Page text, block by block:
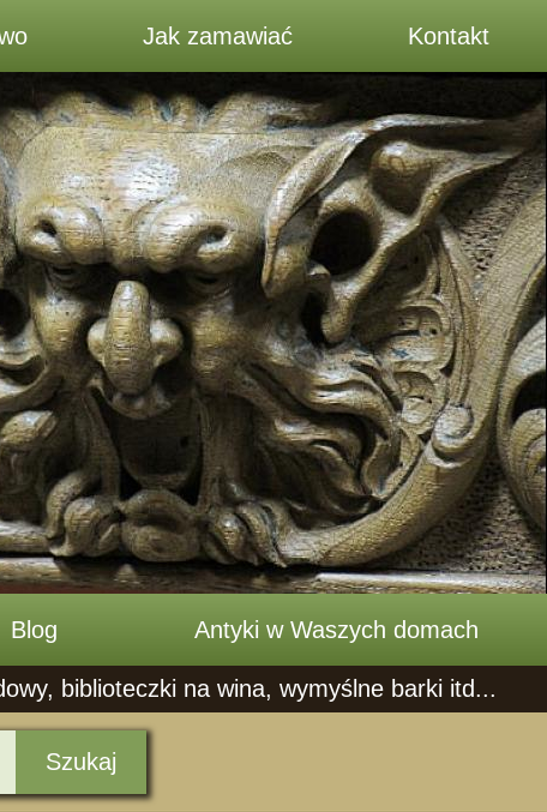
Jak zamawiać Kontakt
Blog Antyki w Waszych domach
biblioteczki na wina, wymyślne barki itd...
Szukaj